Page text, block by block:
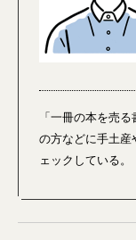
「一冊の本を売
の方などに手土産
ェックしている。